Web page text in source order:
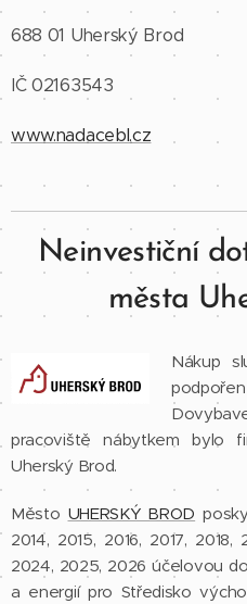
688 01 Uherský Brod
IČ 02163543
www.nadacebl.cz
Neinvestiční
města
Nákup
pracoviště nábytkem bylo
Uherský Brod.
Město UHERSKÝ BROD
2014, 2015, 2016, 2017,
2024, 2025, 2026 účelovou
a energií pro Středisko